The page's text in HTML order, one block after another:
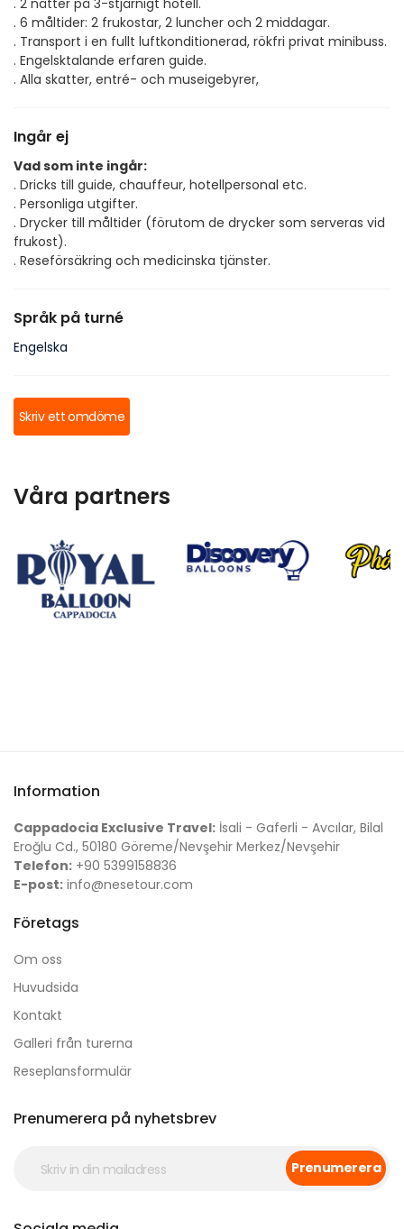
. 2 nätter på 3-stjärnigt hotell.
. 6 måltider: 2 frukostar, 2 luncher och 2 middagar.
. Transport i en fullt luftkonditionerad, rökfri privat minibuss.
. Engelsktalande erfaren guide.
. Alla skatter, entré- och museigebyrer,
Ingår ej
Vad som inte ingår:
. Dricks till guide, chauffeur, hotellpersonal etc.
. Personliga utgifter.
. Drycker till måltider (förutom de drycker som serveras vid
frukost).
. Reseförsäkring och medicinska tjänster.
Språk på turné
Engelska
Skriv ett omdöme
Våra partners
Information
Cappadocia Exclusive Travel: İsali - Gaferli - Avcılar, Bilal
Eroğlu Cd., 50180 Göreme/Nevşehir Merkez/Nevşehir
Telefon: +90 5399158836
E-post: info@nesetour.com
Företags
Om oss
Huvudsida
Kontakt
Galleri från turerna
Reseplansformulär
Prenumerera på nyhetsbrev
Prenumerera